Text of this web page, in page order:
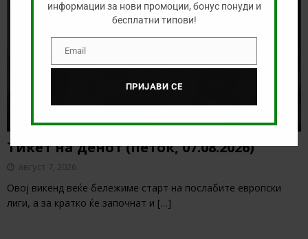
Тикет на денот (петок, 07.08.2026)
август 7, 2026
Овој викенд веќе бележиме старт на послабите европски
лиги, а за кратко ќе започнат и […]
информации за нови промоции, бонус понуди и
бесплатни типови!
EmailEmail
ПРИЈАВИ СЕ